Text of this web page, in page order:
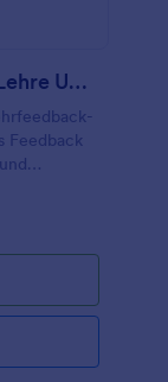
Feedback Zur Medizinischen Lehre Umfrage
Feedback
mit